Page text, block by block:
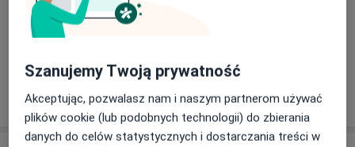
Badanie kierowców kat. A i B
200 zł Szczegóły
W jaki sposób ustalane są ceny?
Szanujemy Twoją prywatność
Akceptując, pozwalasz nam i naszym partnerom używać
plików cookie (lub podobnych technologii) do zbierania
danych do celów statystycznych i dostarczania treści w